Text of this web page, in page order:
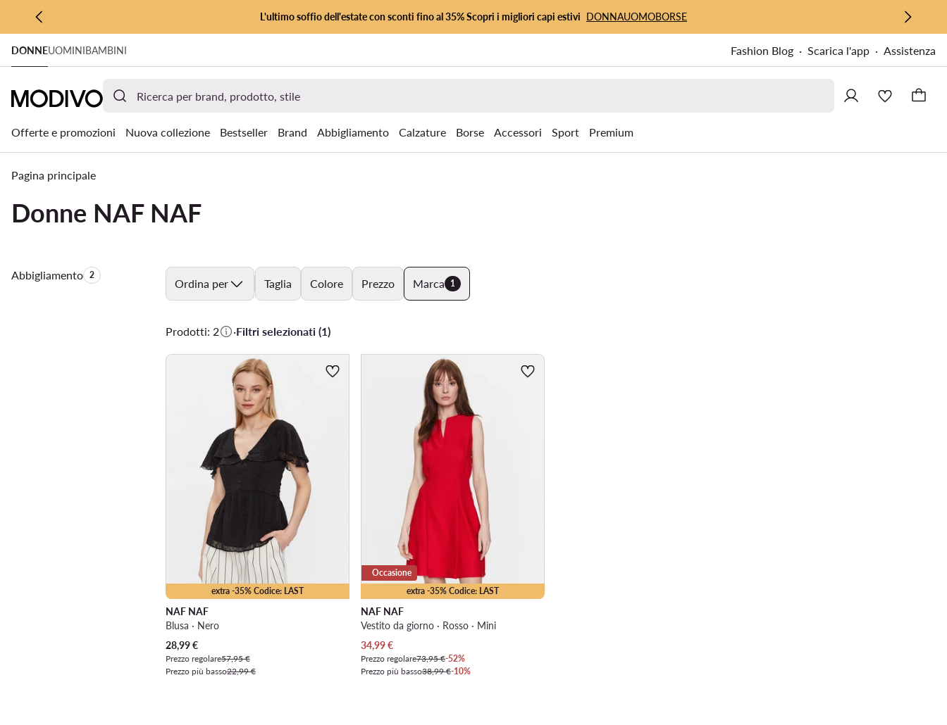
VAI AL CONTENUTO PRINCIPALE
VAI ALLA RICERCA
L'ultimo soffio dell'estate con sconti fino al 35% Scopri i migliori capi estivi DONNAUOMOBORSE
DONNEUOMINIBAMBINI Fashion Blog Scarica l'app Assistenza
Offerte e promozioni Nuova collezione Bestseller Brand Abbigliamento Calzature Borse Accessori Sport Premium
Pagina principale
Donne NAF NAF
AbbigliamentoQuantità di prodotti:
2
Ordina per Taglia Colore Prezzo Marca 1
Prodotti: 2 ·Filtri selezionati (1)
extra -35% Codice: LAST
NAF NAF
Blusa · Nero
Prezzo attuale
28,99€
Prezzo regolare57,95 €
Prezzo più basso22,99 €
extra -35% Codice: LAST
Occasione
NAF NAF
Vestito da giorno · Rosso · Mini
Prezzo attuale
34,99€
Prezzo regolare73,95 €-52%
Prezzo più basso38,99 €-10%